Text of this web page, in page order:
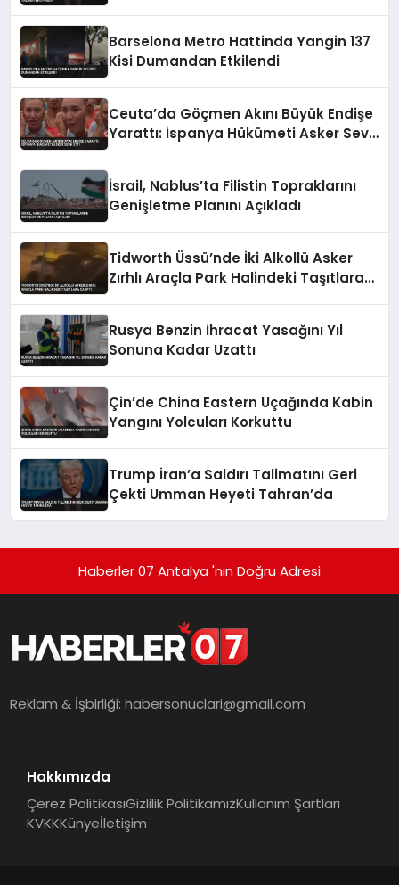
Barselona Metro Hattinda Yangin 137
Kisi Dumandan Etkilendi
Ceuta’da Göçmen Akını Büyük Endişe
Yarattı: İspanya Hükümeti Asker Sevk
İsrail, Nablus’ta Filistin Topraklarını
Genişletme Planını Açıkladı
Tidworth Üssü’nde İki Alkollü Asker
Zırhlı Araçla Park Halindeki Taşıtlara
Rusya Benzin İhracat Yasağını Yıl
Sonuna Kadar Uzattı
Çin’de China Eastern Uçağında Kabin
Yangını Yolcuları Korkuttu
Trump İran’a Saldırı Talimatını Geri
Çekti Umman Heyeti Tahran’da
Haberler 07 Antalya 'nın Doğru Adresi
Reklam & İşbirliği:habersonuclari@gmail.com
Hakkımızda
Çerez PolitikasıGizlilik PolitikamızKullanım Şartları
KVKKKünyeİletişim